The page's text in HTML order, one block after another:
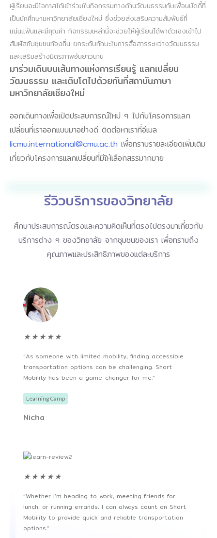
ผู้เรียนจะมีโอกาสได้เข้าร่วมในกิจกรรมทางด้านวัฒนธรรมกับเพื่อนบัดดี้ที่
เป็นนักศึกษามหาวิทยาลัยเชียงใหม่ ซึ่งช่วยส่งเสริมความสัมพันธ์ที่
แน่นแฟ้นและมีคุณค่า กิจกรรมเหล่านี้จะช่วยให้ผู้เรียนได้พาตัวเองเข้าไป
สัมผัสกับชุมชนท้องถิ่น ยกระดับทักษะในการสื่อสารระหว่างวัฒนธรรม
และเสริมสร้างมิตรภาพอันยาวนาน
มาร่วมเดินบนเส้นทางแห่งการเรียนรู้ แลกเปลี่ยน
วัฒนธรรม และเติบโตไปด้วยกันที่สถาบันภาษา
มหาวิทยาลัยเชียงใหม่
ออกเดินทางเพื่อเปิดประสบการณ์ใหม่ ๆ ไปกับโครงการแลก
เปลี่ยนที่เราออกแบบมาอย่างดี ติดต่อหาเราที่อีเมล
licmu.international@cmu.ac.th เพื่อทราบรายละเอียดเพิ่มเติม
เกี่ยวกับโครงการแลกเปลี่ยนที่มีให้เลือกสรรมากมาย
รีวิวบริการของวิทยาลัย
ศึกษาประสบการณ์ตรงและความคิดเห็นที่ตรงไปตรงมาเกี่ยวกับ
บริการต่าง ๆ ของวิทยาลัย จากชุมชนของเรา เพื่อทราบถึง
คุณภาพและประสิทธิภาพของแต่ละบริการ
“As someone with limited mobility, finding accessible
transportation options can be challenging. Short
Mobility has been a game-changer for me.”
★ ★ ★ ★ ★
Nicha
Learning Camp
“Whether I’m heading to work, meeting friends for
lunch, or running errands, I can always count on Short
Mobility to provide quick and reliable transportation
options.“
★ ★ ★ ★ ★